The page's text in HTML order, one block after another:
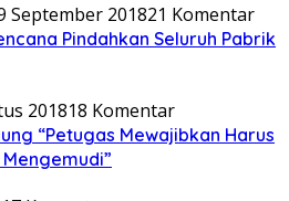
September 201821 Komentar
Pindahkan Seluruh Pabrik
201818 Komentar
“Petugas Mewajibkan Harus